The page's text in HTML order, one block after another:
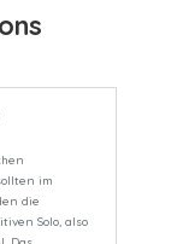
im
die
Solo, also